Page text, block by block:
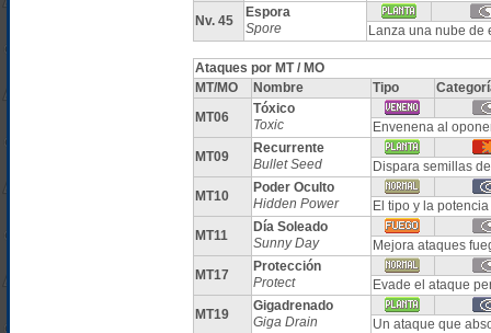
Nv. 45
Espora
Spore
Lanza una nube de
Ataques por MT / MO
MT/MO
Nombre Tipo
MT06
Tóxico
Toxic
Envenena al
MT09
Recurrente
Bullet Seed
Dispara semillas
MT10
Poder Oculto
Hidden Power
El tipo y la
MT11
Día Soleado
Sunny Day
Mejora ataques
MT17
Protección
Protect
Evade el ataque
MT19
Gigadrenado
Giga Drain
Un ataque que